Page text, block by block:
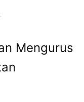
Mengurus